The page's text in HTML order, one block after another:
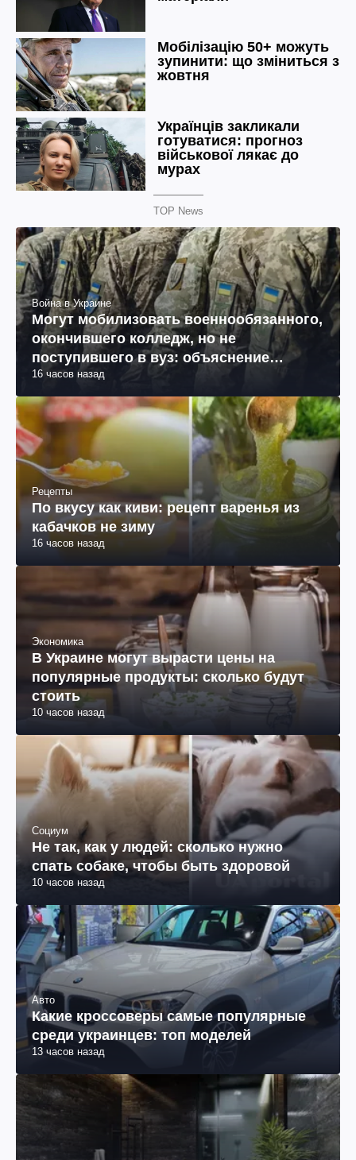
TOP News
Война в Украине
Могут мобилизовать военнообязанного,
окончившего колледж, но не
поступившего в вуз: объяснение
юриста
16 часов назад
Рецепты
По вкусу как киви: рецепт варенья из
кабачков не зиму
16 часов назад
Экономика
В Украине могут вырасти цены на
популярные продукты: сколько будут
стоить
10 часов назад
Социум
Не так, как у людей: сколько нужно
спать собаке, чтобы быть здоровой
10 часов назад
Авто
Какие кроссоверы самые популярные
среди украинцев: топ моделей
13 часов назад